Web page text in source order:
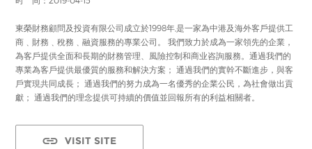
東榮財務顧問及投資有限公司成立於1998年,是一家為中港及海外客戶提供工
商﹑財務﹑稅務﹑融資服務的專業公司。 我們致力於成為一家領先的企業，
為客戶提供全面和長期的財務管理、風險控制和商业咨詢服務。通過我們的
專業為客戶提供最優質的服務和解決方案； 通過我們的實幹不斷進步，與客
戶實現共同成長； 通過我們的努力成為一名優秀的企業公民，為社會做出貢
獻； 通過我們的理念提供可持續的價值並回報所有的利益相關者。
VISIT SITE